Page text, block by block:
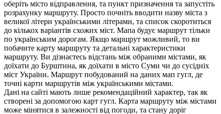
оберіть місто відправлення, та пункт призначення та запустіть
розрахунку маршруту. Просто почніть вводити назву міста з
великої літери українськими літерами, та список скоротиться
до кількох варіантів схожих міст. Мапа будує маршрут тільки
по українським дорогам. Якщо маршрут можливий, то ви
побачите карту маршруту та детальні характеристики
маршруту. Ви дізнаєтесь відстань між обраними містами, як
доїхати до Бурштина, як доїхати в місто Суми чи до сусідніх
міст України. Маршрут побудований на даних мап гугл, де
точні карти маршрутів між українськими містами.
Дані на сайті мають лише рекомендаційний характер, так як
створені за допомогою карт гугл. Карта маршруту між містами
може мінятися в залежності від погоди, та стану доріг